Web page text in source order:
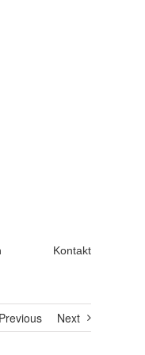
Kontakt
Previous Next